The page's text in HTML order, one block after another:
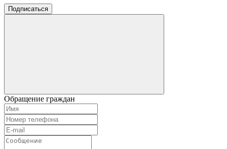
Подписаться
Обращение граждан